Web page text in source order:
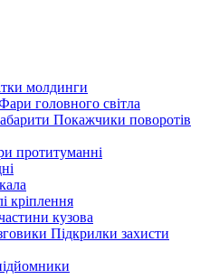
молдинги
головного світла
Покажчики поворотів
протитуманні
кріплення
кузова
Підкрилки захисти